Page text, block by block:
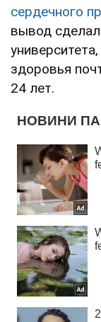
сердечного
вывод
здоровья
24 лет.